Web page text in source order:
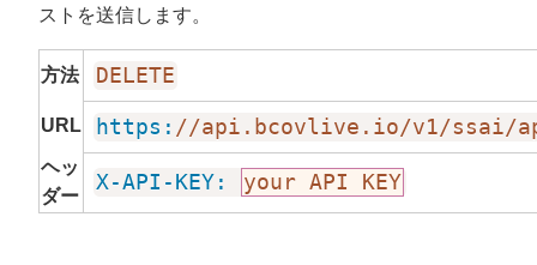
ストを送信します。
方法 DELETE
URL https: //api.bcovlive.io/v1/ssai/
ヘッ
ダー
X-API-KEY: your API KEY